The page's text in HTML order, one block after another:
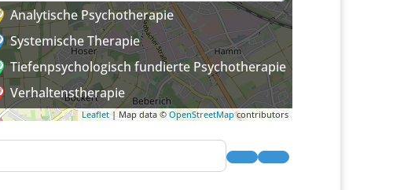
Leaflet| Map data ©OpenStreetMapcontributors
Analytische Psychotherapie
Systemische Therapie
Tiefenpsychologisch fundierte Psychotherapie
Verhaltenstherapie
SuchenAdvanced Filters